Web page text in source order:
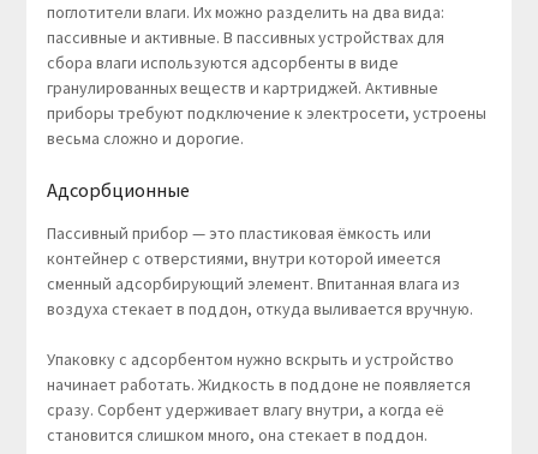
поглотители влаги. Их можно разделить на два вида:
пассивные и активные. В пассивных устройствах для
сбора влаги используются адсорбенты в виде
гранулированных веществ и картриджей. Активные
приборы требуют подключение к электросети, устроены
весьма сложно и дорогие.
Адсорбционные
Пассивный прибор — это пластиковая ёмкость или
контейнер с отверстиями, внутри которой имеется
сменный адсорбирующий элемент. Впитанная влага из
воздуха стекает в поддон, откуда выливается вручную.
Упаковку с адсорбентом нужно вскрыть и устройство
начинает работать. Жидкость в поддоне не появляется
сразу. Сорбент удерживает влагу внутри, а когда её
становится слишком много, она стекает в поддон.